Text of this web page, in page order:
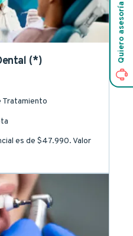
Quiero asesoría
(*)
Tratamiento
es de $47.990. Valor